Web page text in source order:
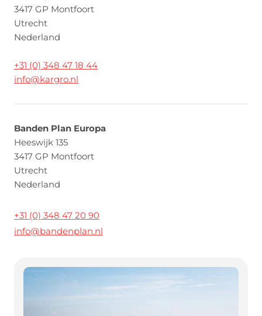
3417 GP Montfoort
Utrecht
Nederland
+31 (0) 348 47 18 44
info@kargro.nl
Banden Plan Europa
Heeswijk 135
3417 GP Montfoort
Utrecht
Nederland
+31 (0) 348 47 20 90
info@bandenplan.nl